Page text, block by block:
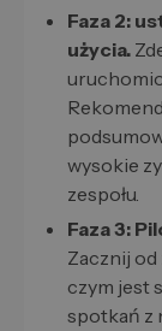
Faza 2:
użycia.
wysokie
zespołu.
Faza 3:
Zacznij od
czym jest
spotkań z